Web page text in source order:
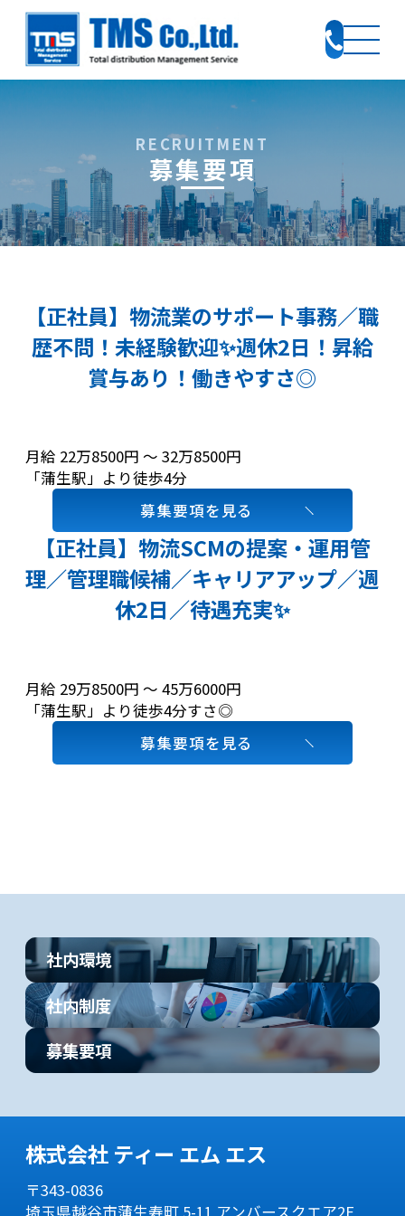
募集要項
【正社員】物流業のサポート事務／職
歴不問！未経験歓迎✨週休2日！昇給
賞与あり！働きやすさ◎
月給 22万8500円 〜 32万8500円
「蒲生駅」より徒歩4分
募集要項を見る
【正社員】物流SCMの提案・運用管
理／管理職候補／キャリアアップ／週
休2日／待遇充実✨
月給 29万8500円 〜 45万6000円
「蒲生駅」より徒歩4分すさ◎
募集要項を見る
社内環境
社内制度
募集要項
株式会社 ティー エム エス
〒343-0836